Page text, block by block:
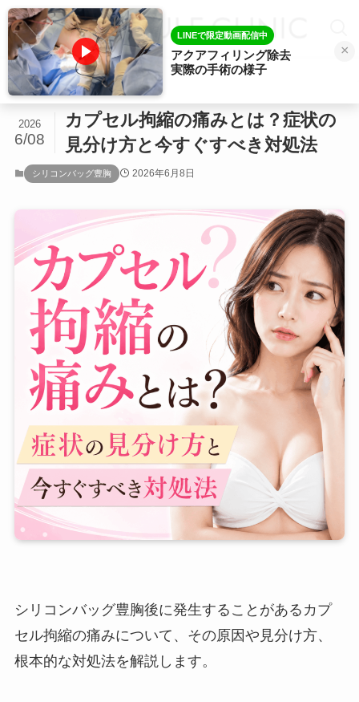
ホーム シリコンバッグ豊胸
カプセル拘縮の痛みとは？症状の
見分け方と今すぐすべき対処法
2026
6/08
シリコンバッグ豊胸 2026年6月8日
シリコンバッグ豊胸後に発生することがあるカプ
セル拘縮の痛みについて、その原因や見分け方、
根本的な対処法を解説します。
×
LINEで限定動画配信中
アクアフィリング除去
実際の手術の様子